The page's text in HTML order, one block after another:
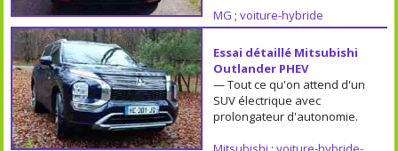
MG ; voiture-hybride
Essai détaillé Mitsubishi
Outlander PHEV
— Tout ce qu'on attend d'un
SUV électrique avec
prolongateur d'autonomie.